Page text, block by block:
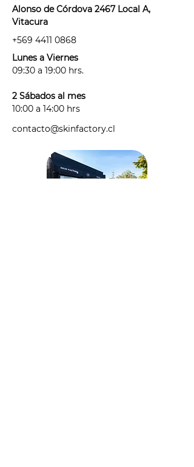
tienes alguna afección de la piel
fotosensible: "medicamento"
considera antibióticos,
antihistamínicos, anticonceptivos y
sido recetado para un tratamiento
de corto, mediano o largo plazo.
necesites puede variar según la
y de los cambios hormonales que
puedas presentar.
contacto@skinfactory.cl
Alonso de Córdova 2467 Local A,
Vitacura
+569 4411 0868
Lunes a Viernes
09:30 a 19:00 hrs.
2 Sábados al mes
10:00 a 14:00 hrs